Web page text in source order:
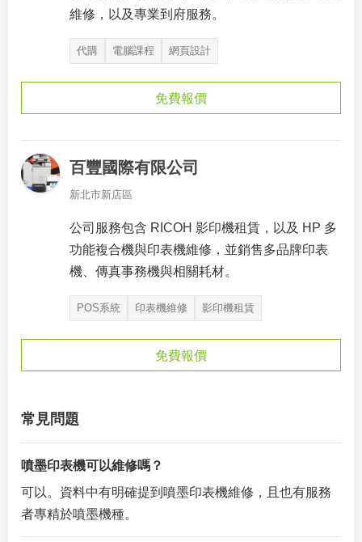
維修，以及專業到府服務。
代購 電腦課程 網頁設計
免費報價
百豐國際有限公司
新北市新店區
公司服務包含 RICOH 影印機租賃，以及 HP 多
功能複合機與印表機維修，並銷售多品牌印表
機、傳真事務機與相關耗材。
POS系統 印表機維修 影印機租賃
免費報價
常見問題
噴墨印表機可以維修嗎？
可以。資料中有明確提到噴墨印表機維修，且也有服務
者專精於噴墨機種。